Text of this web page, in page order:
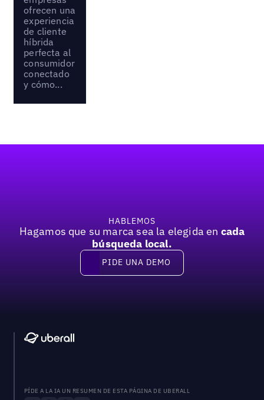
ofrecen una
experiencia
de cliente
híbrida
perfecta al
consumidor
conectado
y cómo...
HABLEMOS
Hagamos que su marca sea la elegida en cada
búsqueda local.
Pide una demo
PIDE UNA DEMO
PÍDE A LA IA UN RESUMEN DE ESTA PÁGINA DE UBERALL